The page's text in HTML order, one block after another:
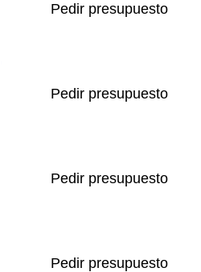
Pedir presupuesto
Pedir presupuesto
Pedir presupuesto
Pedir presupuesto